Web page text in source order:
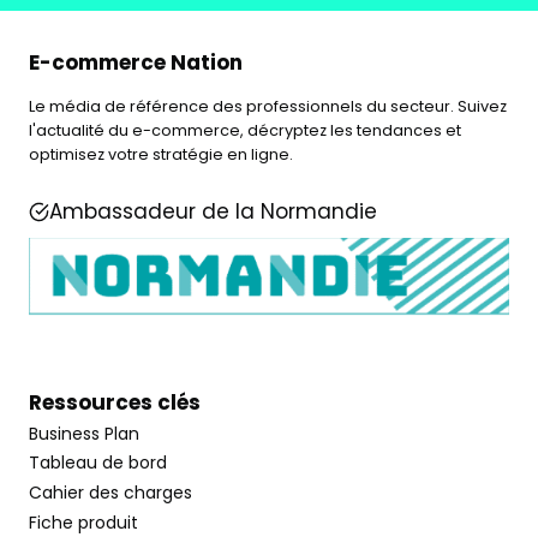
E-commerce Nation
Le média de référence des professionnels du secteur. Suivez
l'actualité du e-commerce, décryptez les tendances et
optimisez votre stratégie en ligne.
Ambassadeur de la Normandie
Ressources clés
Business Plan
Tableau de bord
Cahier des charges
Fiche produit